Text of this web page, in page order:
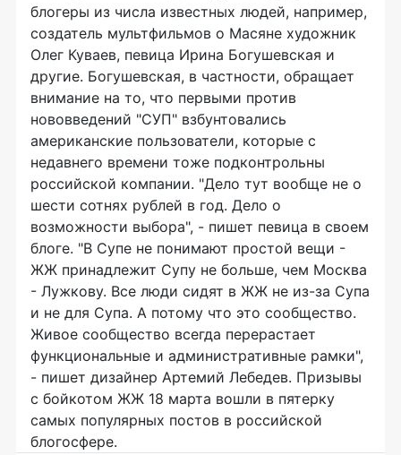
блогеры из числа известных людей, например,
создатель мультфильмов о Масяне художник
Олег Куваев, певица Ирина Богушевская и
другие. Богушевская, в частности, обращает
внимание на то, что первыми против
нововведений "СУП" взбунтовались
американские пользователи, которые с
недавнего времени тоже подконтрольны
российской компании. "Дело тут вообще не о
шести сотнях рублей в год. Дело о
возможности выбора", - пишет певица в своем
блоге. "В Супе не понимают простой вещи -
ЖЖ принадлежит Супу не больше, чем Москва
- Лужкову. Все люди сидят в ЖЖ не из-за Супа
и не для Супа. А потому что это сообщество.
Живое сообщество всегда перерастает
функциональные и административные рамки",
- пишет дизайнер Артемий Лебедев. Призывы
с бойкотом ЖЖ 18 марта вошли в пятерку
самых популярных постов в российской
блогосфере.